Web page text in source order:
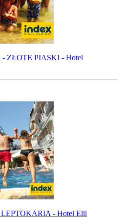
- ZŁOTE PIASKI - Hotel
LEPTOKARIA - Hotel Elli